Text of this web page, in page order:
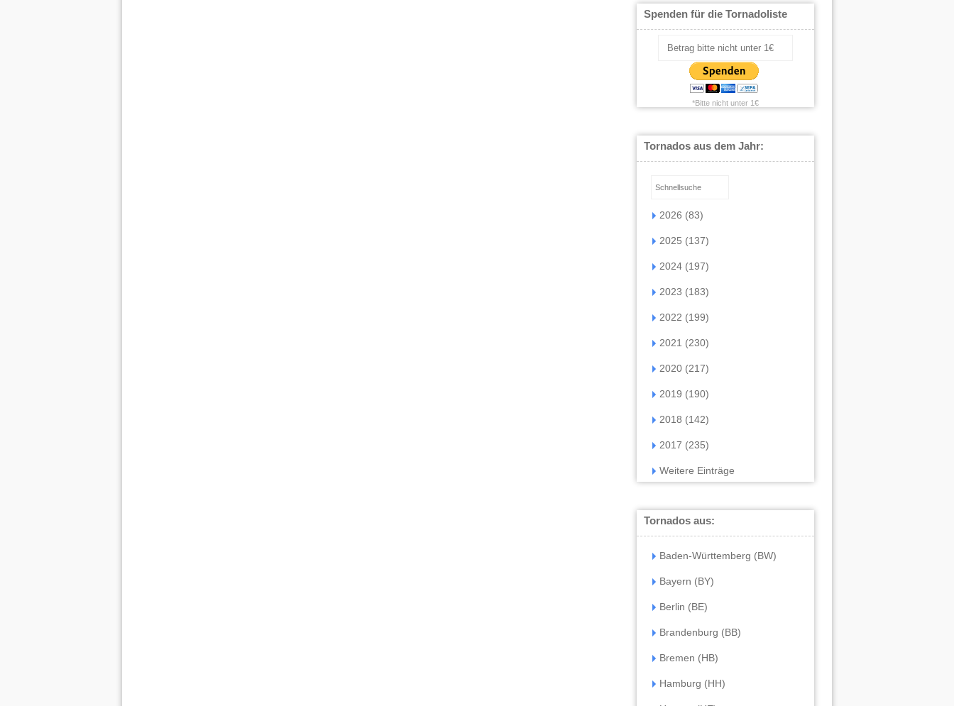
Spenden für die Tornadoliste
*Bitte nicht unter 1€
Tornados aus dem Jahr:
2026 (83)
2025 (137)
2024 (197)
2023 (183)
2022 (199)
2021 (230)
2020 (217)
2019 (190)
2018 (142)
2017 (235)
Weitere Einträge
Tornados aus:
Baden-Württemberg (BW)
Bayern (BY)
Berlin (BE)
Brandenburg (BB)
Bremen (HB)
Hamburg (HH)